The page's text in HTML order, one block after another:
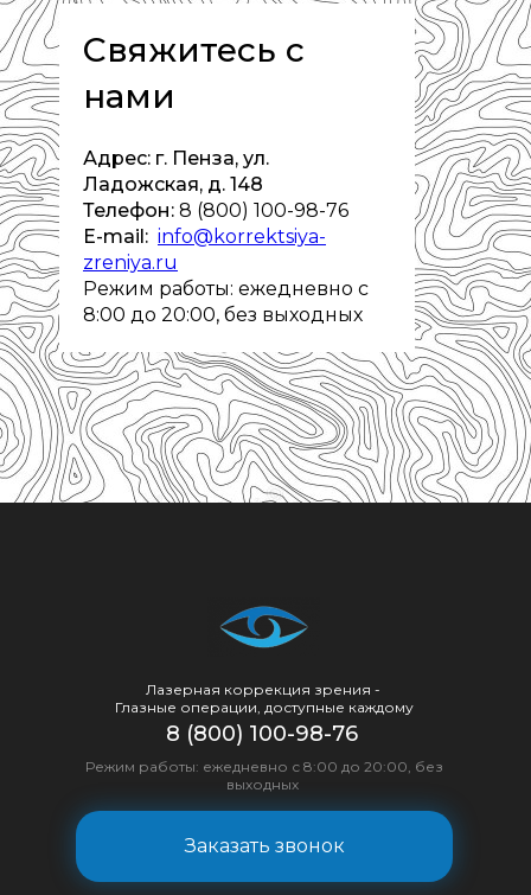
Свяжитесь с
нами
Адрес: г. Пенза, ул.
Ладожская, д. 148
Телефон: 8 (800) 100-98-76
E-mail: info@korrektsiya-
zreniya.ru
Режим работы: ежедневно с
8:00 до 20:00, без выходных
Лазерная коррекция зрения -
Глазные операции, доступные каждому
8 (800) 100-98-76
Режим работы: ежедневно с 8:00 до 20:00, без
выходных
Заказать звонок